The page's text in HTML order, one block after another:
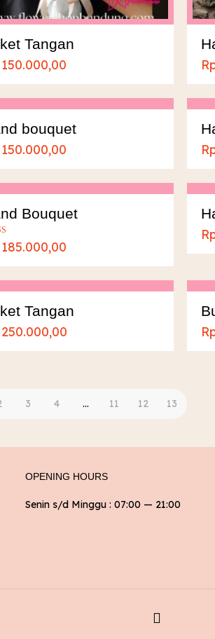
Tangan
150.000,00
bouquet
150.000,00
Bouquet
185.000,00
Tangan
250.000,00
3 4 … 11 12 13
OPENING HOURS
Senin s/d Minggu : 07:00 — 21:00